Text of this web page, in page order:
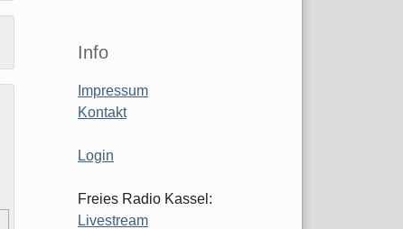
Info
Impressum
Kontakt
Login
Freies Radio Kassel:
Livestream